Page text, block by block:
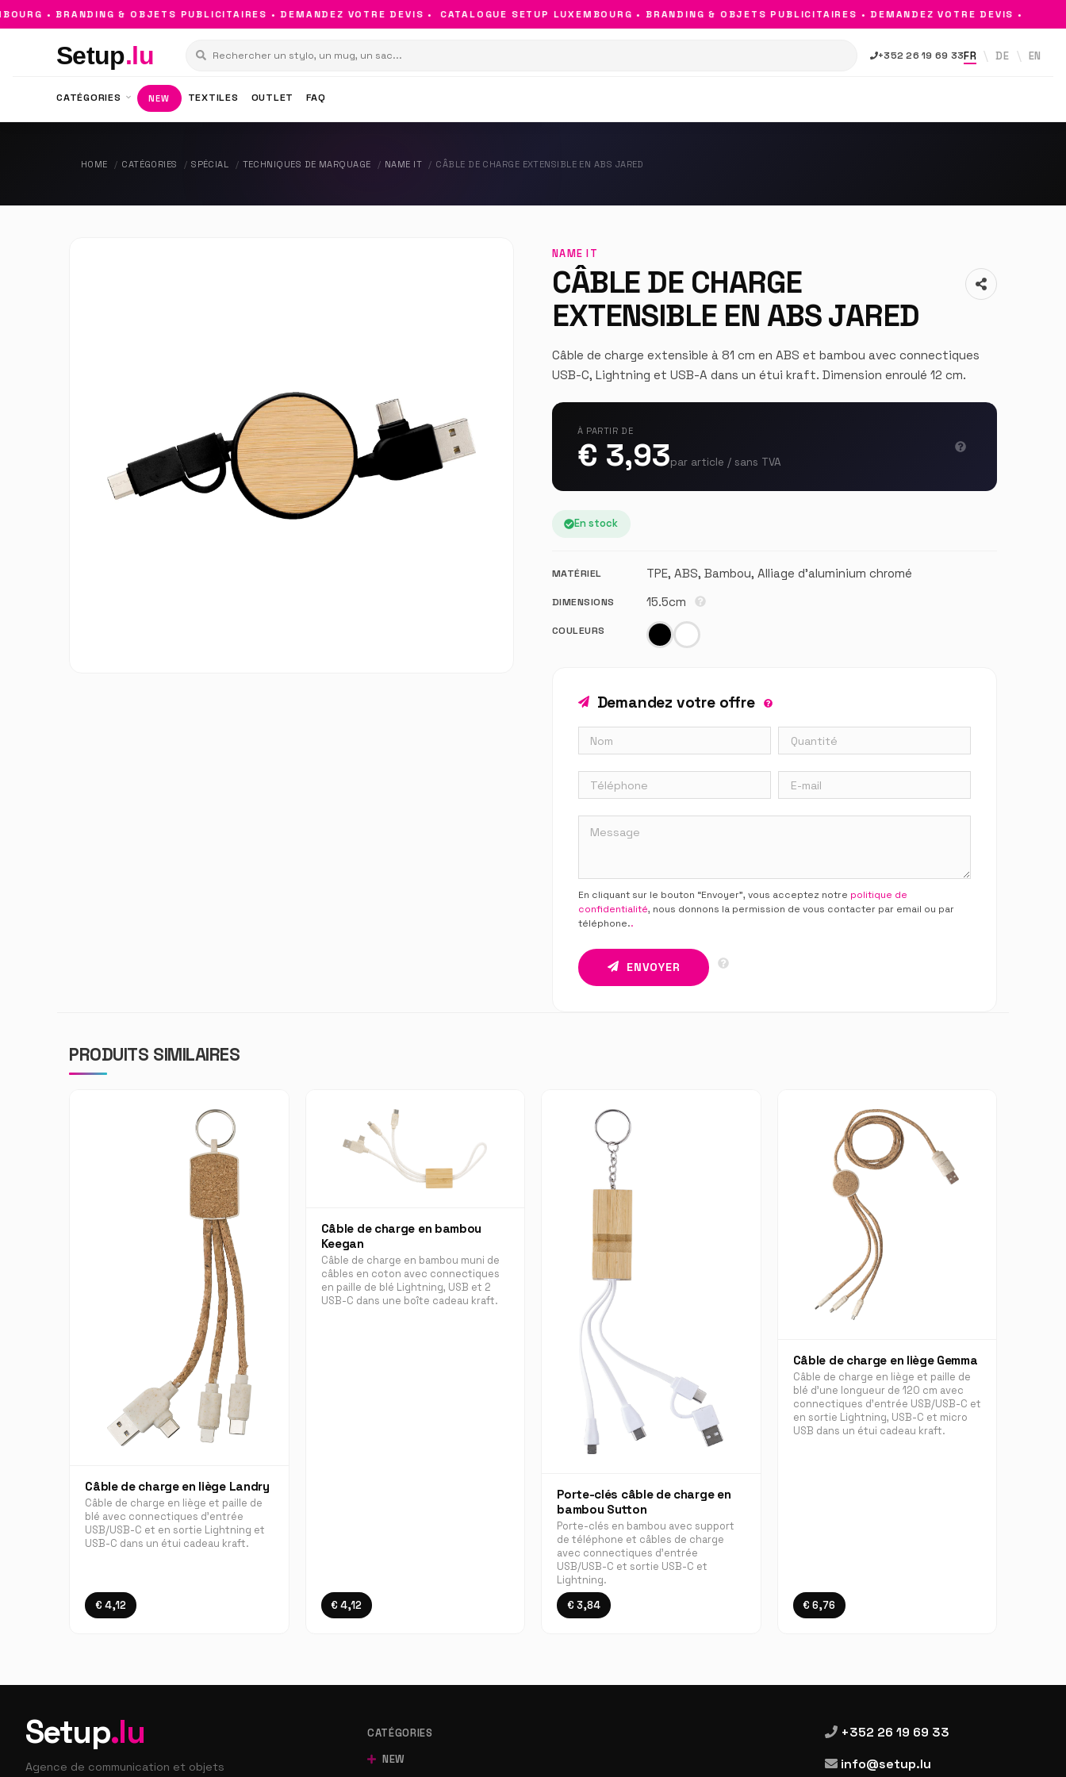
• BRANDING & OBJETS PUBLICITAIRES • DEMANDEZ VOTRE DEVIS • CATALOGUE SETUP LUXEMBOURG • BRANDING & OBJETS PUBLICITAIRES • DEMANDEZ VOTRE DEVIS •
Setup.lu +352 26 19 69 33FR DE EN
CATÉGORIES NEW TEXTILES OUTLET FAQ
HOME CATÉGORIES SPÉCIAL TECHNIQUES DE MARQUAGE NAME IT CÂBLE DE CHARGE EXTENSIBLE EN ABS JARED
NAME IT
CÂBLE DE CHARGE
EXTENSIBLE EN ABS JARED
Câble de charge extensible à 81 cm en ABS et bambou avec connectiques
USB-C, Lightning et USB-A dans un étui kraft. Dimension enroulé 12 cm.
À PARTIR DE
€ 3,93par article / sans TVA
En stock
MATÉRIEL TPE, ABS, Bambou, Alliage d'aluminium chromé
DIMENSIONS 15.5cm
COULEURS
Demandez votre offre
En cliquant sur le bouton “Envoyer”, vous acceptez notre politique de
confidentialité, nous donnons la permission de vous contacter par email ou par
téléphone..
ENVOYER
PRODUITS SIMILAIRES
Câble de charge en liège Landry
Câble de charge en liège et paille de
blé avec connectiques d'entrée
USB/USB-C et en sortie Lightning et
USB-C dans un étui cadeau kraft.
€ 4,12
Câble de charge en bambou
Keegan
Câble de charge en bambou muni de
câbles en coton avec connectiques
en paille de blé Lightning, USB et 2
USB-C dans une boîte cadeau kraft.
€ 4,12
Porte-clés câble de charge en
bambou Sutton
Porte-clés en bambou avec support
de téléphone et câbles de charge
avec connectiques d'entrée
USB/USB-C et sortie USB-C et
Lightning.
€ 3,84
Câble de charge en liège Gemma
Câble de charge en liège et paille de
blé d'une longueur de 120 cm avec
connectiques d'entrée USB/USB-C et
en sortie Lightning, USB-C et micro
USB dans un étui cadeau kraft.
€ 6,76
Setup.lu
Agence de communication et objets
CATÉGORIES
NEW
+352 26 19 69 33
info@setup.lu